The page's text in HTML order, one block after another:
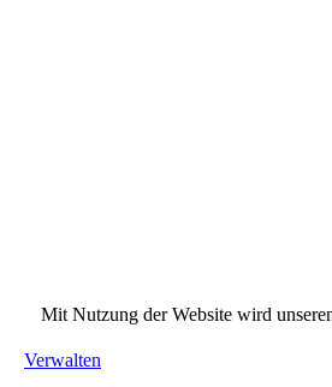
Mit Nutzung der Website wird
Verwalten